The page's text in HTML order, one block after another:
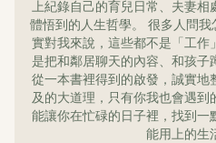
上紀錄自己的育兒日常、夫妻相
體悟到的人生哲學。 很多人問
實對我來說，這些都不是「工作
是把和鄰居聊天的內容、和孩
從一本書裡得到的啟發，誠實
及的大道理，只有你我也會遇到
能讓你在忙碌的日子裡，找到
能用上的生